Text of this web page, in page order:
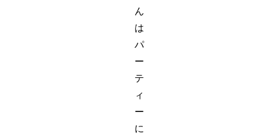
ん
は
パ
ー
テ
ィ
ー
に